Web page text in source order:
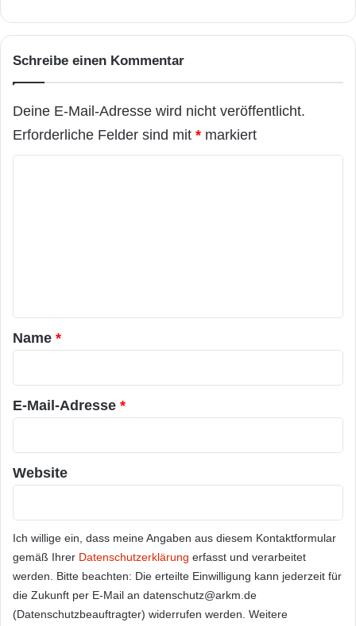
Schreibe einen Kommentar
Deine E-Mail-Adresse wird nicht veröffentlicht.
Erforderliche Felder sind mit * markiert
a
r
*
Name *
E-Mail-Adresse *
Website
Ich willige ein, dass meine Angaben aus diesem Kontaktformular
gemäß Ihrer Datenschutzerklärung erfasst und verarbeitet
werden. Bitte beachten: Die erteilte Einwilligung kann jederzeit für
die Zukunft per E-Mail an datenschutz@arkm.de
(Datenschutzbeauftragter) widerrufen werden. Weitere